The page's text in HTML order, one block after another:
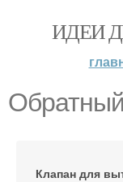
ИДЕИ
Клапан для